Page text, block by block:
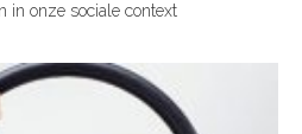
in onze sociale context